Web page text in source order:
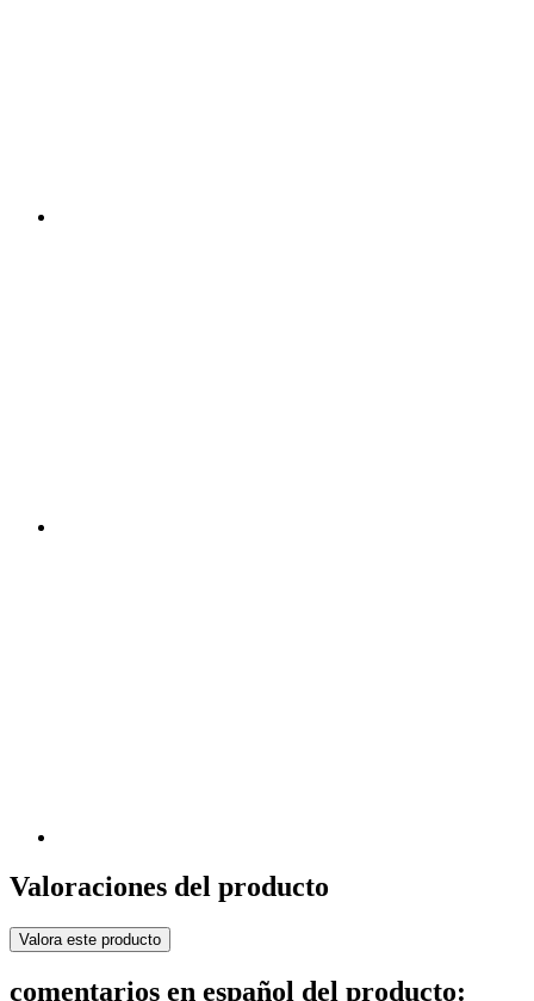
Valoraciones del producto
Valora este producto
comentarios en español del producto: